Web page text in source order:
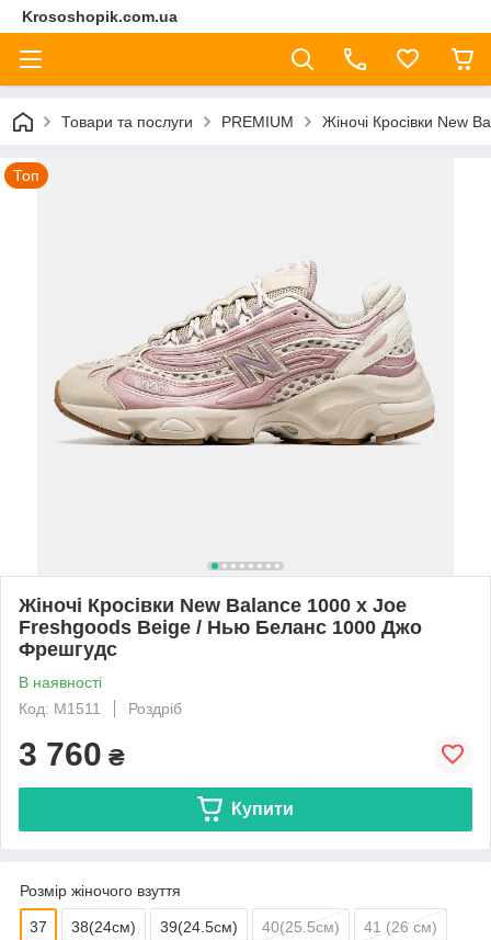
Krososhopik.com.ua
Товари та послуги PREMIUM Жіночі Кросівки New
Топ
Жіночі Кросівки New Balance 1000 x Joe
Freshgoods Beige / Нью Беланс 1000 Джо
Фрешгудс
В наявності
Код: M1511
Роздріб
3 760 ₴
Купити
Розмір жіночого взуття
37 38(24см) 39(24.5см) 40(25.5см) 41 (26 см)